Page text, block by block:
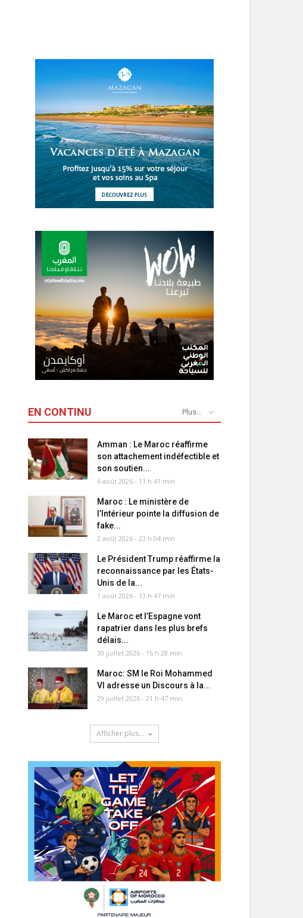
EN CONTINU Plus...
Amman : Le Maroc réaffirme
son attachement indéfectible et
son soutien...
6 août 2026 - 11 h 41 min
Maroc : Le ministère de
l’Intérieur pointe la diffusion de
fake...
2 août 2026 - 23 h 04 min
Le Président Trump réaffirme la
reconnaissance par les États-
Unis de la...
1 août 2026 - 13 h 47 min
Le Maroc et l’Espagne vont
rapatrier dans les plus brefs
délais...
30 juillet 2026 - 16 h 28 min
Maroc: SM le Roi Mohammed
VI adresse un Discours à la...
29 juillet 2026 - 21 h 47 min
Afficher plus...